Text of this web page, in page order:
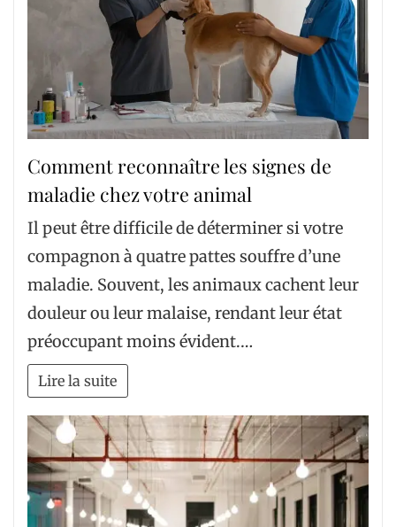
Comment reconnaître les signes de
maladie chez votre animal
Il peut être difficile de déterminer si votre
compagnon à quatre pattes souffre d’une
maladie. Souvent, les animaux cachent leur
douleur ou leur malaise, rendant leur état
préoccupant moins évident.…
Lire la suite